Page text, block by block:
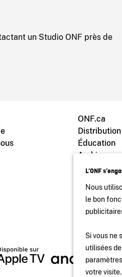
un Studio ONF près de
ONF.ca
Distribution
Éducation
Archives
Blogue
L’ONF
Nous
le bon
Si vous ne
utilisées
votre visite.